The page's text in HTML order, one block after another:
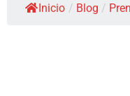
Inicio / Blog /